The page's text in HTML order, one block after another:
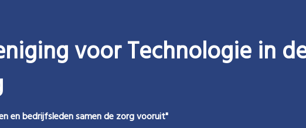
voor Technologie in
en bedrijfsleden samen de zorg vooruit"